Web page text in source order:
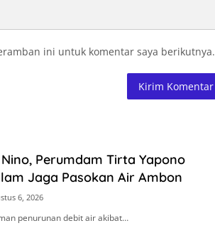
ini untuk komentar saya berikutnya.
Perumdam Tirta Yapono
Jaga Pasokan Air Ambon
6, 2026
penurunan debit air akibat…